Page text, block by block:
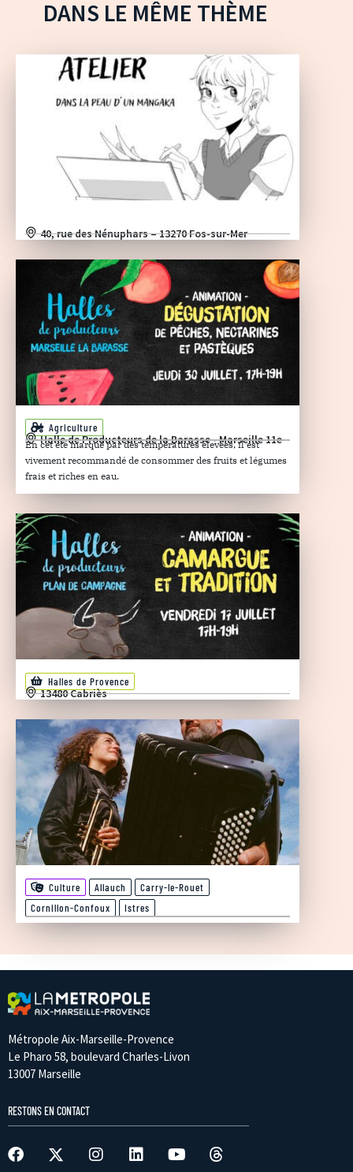
DANS LE MÊME THÈME
40, rue des Nénuphars – 13270 Fos-sur-Mer
Agriculture
Halle de Producteurs de la Barasse - Marseille 11e
En cet été marqué par des températures élevées, il est
vivement recommandé de consommer des fruits et légumes
frais et riches en eau.
Halles de Provence
13480 Cabriès
Culture Allauch
Carry-le-Rouet
Cornillon-Confoux
Istres
Métropole Aix-Marseille-Provence
Le Pharo 58, boulevard Charles-Livon
13007 Marseille
RESTONS EN CONTACT